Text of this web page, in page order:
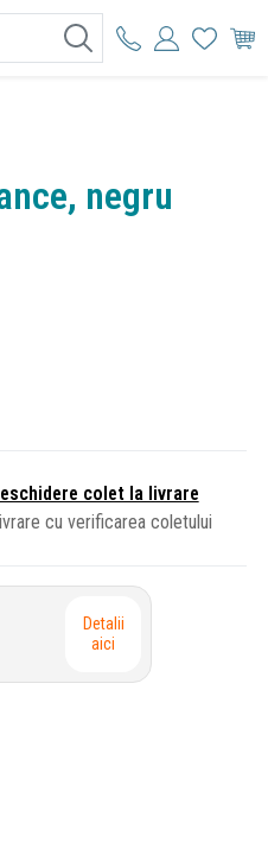
negru
colet la livrare
cu verificarea coletului
Detalii
aici